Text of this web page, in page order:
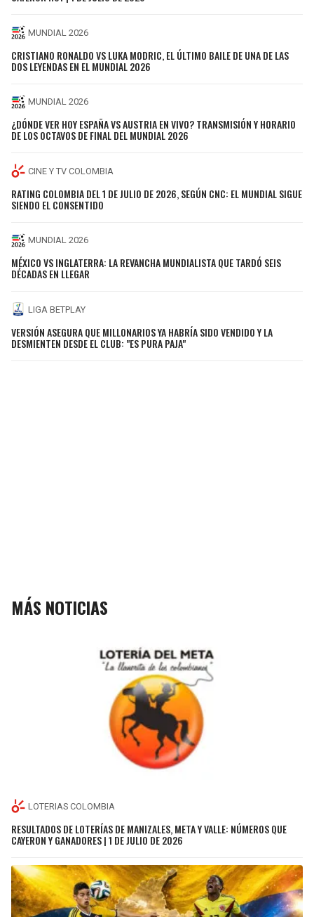
MUNDIAL 2026
CRISTIANO RONALDO VS LUKA MODRIC, EL ÚLTIMO BAILE DE UNA DE LAS
DOS LEYENDAS EN EL MUNDIAL 2026
MUNDIAL 2026
¿DÓNDE VER HOY ESPAÑA VS AUSTRIA EN VIVO? TRANSMISIÓN Y HORARIO
DE LOS OCTAVOS DE FINAL DEL MUNDIAL 2026
CINE Y TV COLOMBIA
RATING COLOMBIA DEL 1 DE JULIO DE 2026, SEGÚN CNC: EL MUNDIAL SIGUE
SIENDO EL CONSENTIDO
MUNDIAL 2026
MÉXICO VS INGLATERRA: LA REVANCHA MUNDIALISTA QUE TARDÓ SEIS
DÉCADAS EN LLEGAR
LIGA BETPLAY
VERSIÓN ASEGURA QUE MILLONARIOS YA HABRÍA SIDO VENDIDO Y LA
DESMIENTEN DESDE EL CLUB: "ES PURA PAJA"
MÁS NOTICIAS
LOTERIAS COLOMBIA
RESULTADOS DE LOTERÍAS DE MANIZALES, META Y VALLE: NÚMEROS QUE
CAYERON Y GANADORES | 1 DE JULIO DE 2026